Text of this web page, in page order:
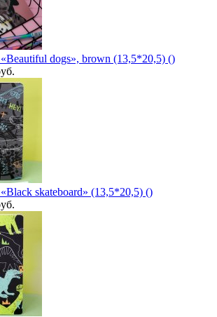
dogs», brown (13,5*20,5) ()
skateboard» (13,5*20,5) ()